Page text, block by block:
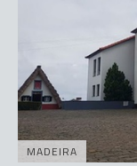
MADEIRA